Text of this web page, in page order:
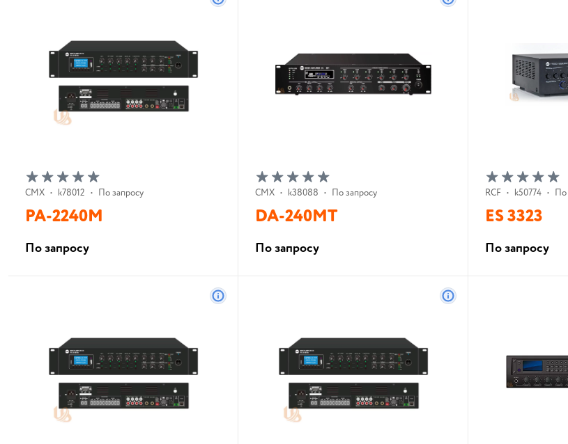
CMX • k78012 • По запросу
PA-2240M
По запросу
CMX • k38088 • По запросу
DA-240MT
По запросу
RCF • k50774 • По
ES 3323
По запросу